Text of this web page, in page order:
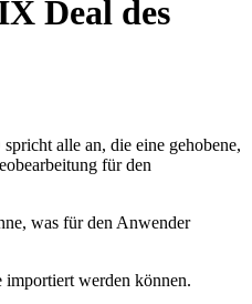
Deal des
alle an, die eine gehobene,
für den
was für den Anwender
werden können.